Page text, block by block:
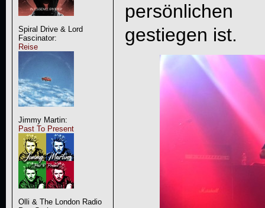
Spiral Drive & Lord
Fascinator:
Reise
Jimmy Martin:
Past To Present
Olli & The London Radio
gestiegen ist.